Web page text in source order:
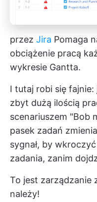
przez Jira Pomaga
obciążenie pracą
wykresie Gantta.
I tutaj robi się
zbyt dużą ilością
scenariuszem "Bob
pasek zadań
sygnał, by
zadania, zanim
To jest zarządzanie
należy!